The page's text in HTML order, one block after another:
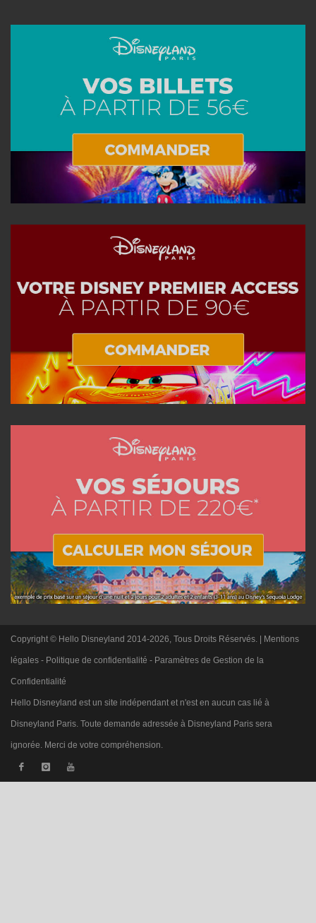
Copyright © Hello Disneyland 2014-2026, Tous Droits Réservés. | Mentions
légales - Politique de confidentialité - Paramètres de Gestion de la
Confidentialité
Hello Disneyland est un site indépendant et n'est en aucun cas lié à
Disneyland Paris. Toute demande adressée à Disneyland Paris sera
ignorée. Merci de votre compréhension.